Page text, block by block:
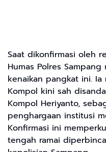
Saat dikonfirmasi oleh
Humas Polres
kenaikan pangkat ini.
Kompol kini sah
Kompol Heriyanto,
penghargaan institusi
Konfirmasi ini
tengah ramai